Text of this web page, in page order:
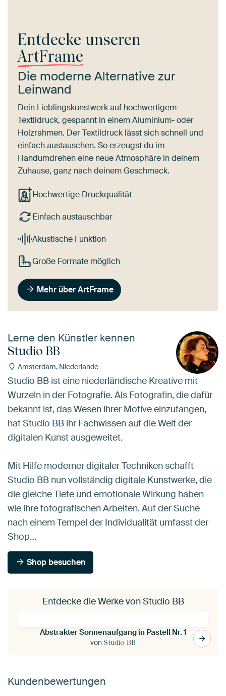
Entdecke unseren
ArtFrame
Die moderne Alternative zur
Leinwand
Dein Lieblingskunstwerk auf hochwertigem
Textildruck, gespannt in einem Aluminium- oder
Holzrahmen. Der Textildruck lässt sich schnell und
einfach austauschen. So erzeugst du im
Handumdrehen eine neue Atmosphäre in deinem
Zuhause, ganz nach deinem Geschmack.
Hochwertige Druckqualität
Einfach austauschbar
Akustische Funktion
Große Formate möglich
Mehr über ArtFrame
Lerne den Künstler kennen
Studio BB
Amsterdam, Niederlande
Studio BB ist eine niederländische Kreative mit
Wurzeln in der Fotografie. Als Fotografin, die dafür
bekannt ist, das Wesen ihrer Motive einzufangen,
hat Studio BB ihr Fachwissen auf die Welt der
digitalen Kunst ausgeweitet.
Mit Hilfe moderner digitaler Techniken schafft
Studio BB nun vollständig digitale Kunstwerke, die
die gleiche Tiefe und emotionale Wirkung haben
wie ihre fotografischen Arbeiten. Auf der Suche
nach einem Tempel der Individualität umfasst der
Shop…
Shop besuchen
Entdecke die Werke von Studio BB
Abstrakter Sonnenaufgang in Pastell Nr. 1
vonStudio BB
Kundenbewertungen